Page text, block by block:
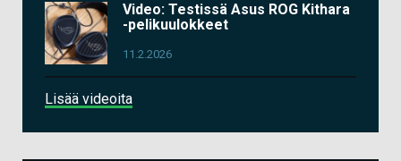
Video: Testissä Asus ROG Kithara
-pelikuulokkeet
11.2.2026
Lisää videoita